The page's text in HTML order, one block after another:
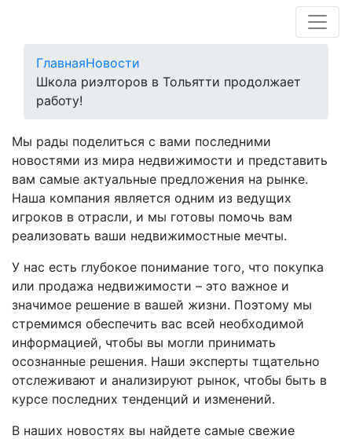
ГлавнаяНовости
Школа риэлторов в Тольятти продолжает
работу!
Мы рады поделиться с вами последними
новостями из мира недвижимости и представить
вам самые актуальные предложения на рынке.
Наша компания является одним из ведущих
игроков в отрасли, и мы готовы помочь вам
реализовать ваши недвижимостные мечты.
У нас есть глубокое понимание того, что покупка
или продажа недвижимости – это важное и
значимое решение в вашей жизни. Поэтому мы
стремимся обеспечить вас всей необходимой
информацией, чтобы вы могли принимать
осознанные решения. Наши эксперты тщательно
отслеживают и анализируют рынок, чтобы быть в
курсе последних тенденций и изменений.
В наших новостях вы найдете самые свежие